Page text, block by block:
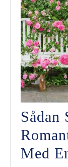
Sådan
Med